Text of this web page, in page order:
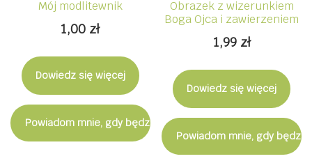
Mój modlitewnik
1,00 zł
Dowiedz się więcej
Powiadom mnie, gdy będzie dostępny
Obrazek z wizerunkiem
Boga Ojca i zawierzeniem
1,99 zł
Dowiedz się więcej
Powiadom mnie, gdy